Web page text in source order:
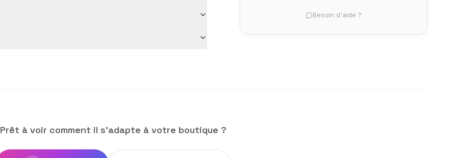
Besoin d'aide ?
Prêt à voir comment il s'adapte à votre boutique ?